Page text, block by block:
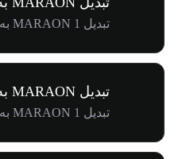
تبدیل 1 MARAON به €9.61
تبدیل MARAON به INR
تبدیل 1 MARAON به ₹1.06K